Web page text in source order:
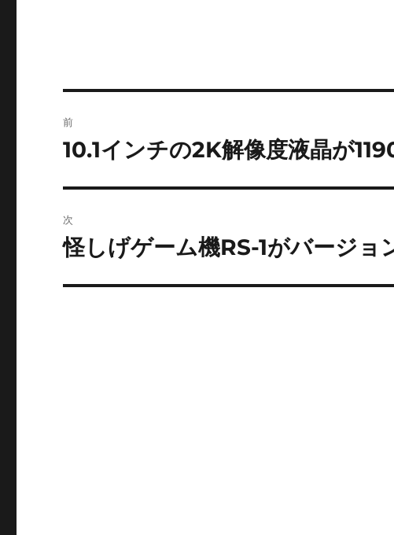
稿
ゲ
前
前
投
稿:
10.1インチの2K解像度液晶が
次
次
投
怪しげゲーム機RS-1がバージ